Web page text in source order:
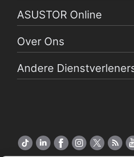
ASUSTOR Online
Over Ons
Andere